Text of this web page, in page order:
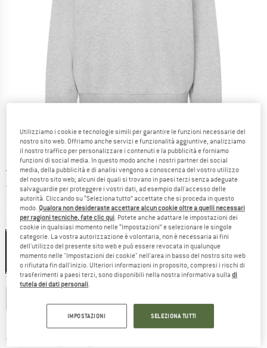
Prezzo originale :
108,95€
Prezzo:
43,58€ incl. IVA
più Spese di spedizioneInformazioni sui costi di spedizione. Si apre in
Colore:Grey Melange
60%
Taglia:L
Tempi di consegna: 3-5 giorni lavorativi
Utilizziamo i cookie e tecnologie simili per garantire le funzioni necessarie del
nostro sito web. Offriamo anche servizi e funzionalità aggiuntive, analizziamo
il nostro traffico per personalizzare i contenuti e la pubblicità e forniamo
funzioni di social media. In questo modo anche i nostri partner dei social
media, della pubblicità e di analisi vengono a conoscenza del vostro utilizzo
del nostro sito web; alcuni dei quali si trovano in paesi terzi senza adeguate
salvaguardie per proteggere i vostri dati, ad esempio dall'accesso delle
autorità. Cliccando su “Seleziona tutto” accettate che si proceda in questo
modo. Qualora non desideraste accettare alcun cookie oltre a quelli necessari
per ragioni tecniche, fate clic qui. Potete anche adattare le impostazioni dei
cookie in qualsiasi momento nelle “Impostazioni” e selezionare le singole
categorie. La vostra autorizzazione è volontaria, non è necessaria ai fini
dell'utilizzo del presente sito web e può essere revocata in qualunque
momento nelle "Impostazioni dei cookie" nell'area in basso del nostro sito web
o rifiutata fin dall'inizio. Ulteriori informazioni in proposito, compresi i rischi di
trasferimenti a paesi terzi, sono disponibili nella nostra informativa sulladi
tutela dei dati personali.
IMPOSTAZIONI SELEZIONA TUTTI